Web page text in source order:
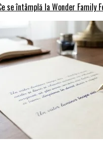
se întâmplă la Wonder